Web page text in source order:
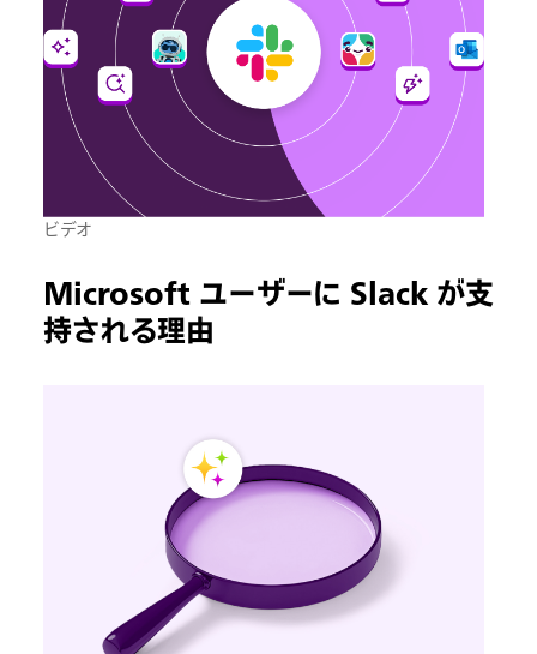
ビデオ
Microsoft ユーザーに Slack が支
持される理由